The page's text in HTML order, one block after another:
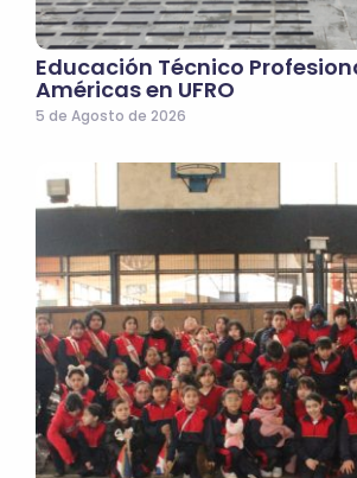
Educación Técnico
Américas en UFRO
5 de Agosto de 2026